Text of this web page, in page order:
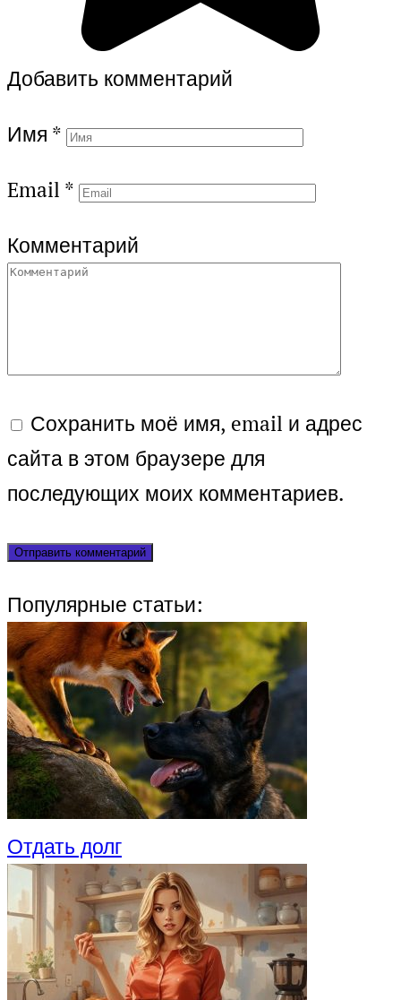
Добавить комментарий
Имя *
Email *
Комментарий
Сохранить моё имя, email и адрес
сайта в этом браузере для
последующих моих комментариев.
Популярные статьи:
Отдать долг